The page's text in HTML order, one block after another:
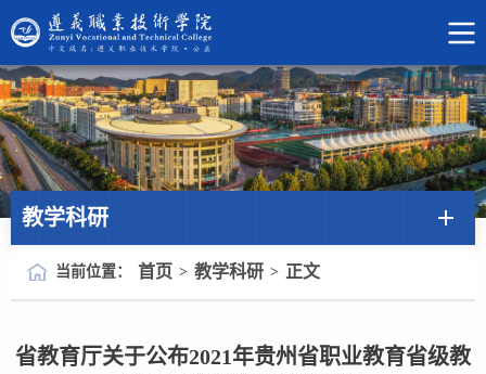
教学科研
当前位置： 首页 > 教学科研 > 正文
省教育厅关于公布2021年贵州省职业教育省级教